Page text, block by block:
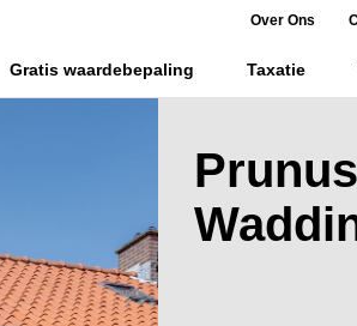
Skip to main content
Gratis waardebepaling Taxatie
Over Ons